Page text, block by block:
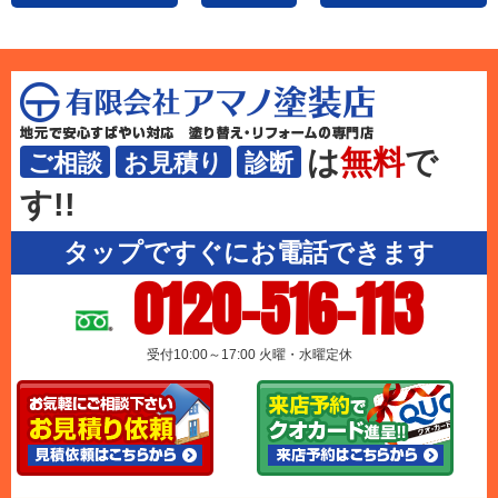
ご相談 お見積り 診断 は無料で
す!!
タップですぐにお電話できます
0120-516-113
受付10:00～17:00 火曜・水曜定休